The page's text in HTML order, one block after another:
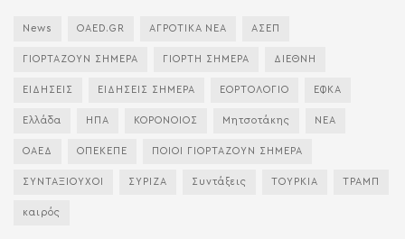
News OAED.GR ΑΓΡΟΤΙΚΑ ΝΕΑ ΑΣΕΠ
ΓΙΟΡΤΑΖΟΥΝ ΣΗΜΕΡΑ ΓΙΟΡΤΗ ΣΗΜΕΡΑ ΔΙΕΘΝΗ
ΕΙΔΗΣΕΙΣ ΕΙΔΗΣΕΙΣ ΣΗΜΕΡΑ ΕΟΡΤΟΛΟΓΙΟ ΕΦΚΑ
Ελλάδα ΗΠΑ ΚΟΡΟΝΟΙΟΣ Μητσοτάκης ΝΕΑ
ΟΑΕΔ ΟΠΕΚΕΠΕ ΠΟΙΟΙ ΓΙΟΡΤΑΖΟΥΝ ΣΗΜΕΡΑ
ΣΥΝΤΑΞΙΟΥΧΟΙ ΣΥΡΙΖΑ Συντάξεις ΤΟΥΡΚΙΑ ΤΡΑΜΠ
καιρός